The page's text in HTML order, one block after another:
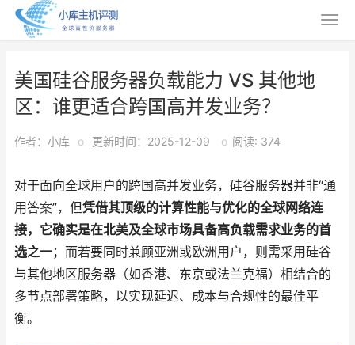
美国硅谷服务器负载能力 VS 其他地
区：谁更适合跨国高并发业务？
作者：小库 o 更新时间：2025-12-09 o 阅读: 374
对于面向全球用户的跨国高并发业务，硅谷服务器并非“通
用答案”，但凭借其顶级的计算性能与优化的全球网络连
接，它确实是在北美及全球市场具备高负载需求业务的首
选之一；而若要同时兼顾亚洲或欧洲用户，则需采用硅谷
与其他地区服务器（如香港、东京或法兰克福）相结合的
多节点部署策略，以实现延迟、成本与合规性的最佳平
衡。